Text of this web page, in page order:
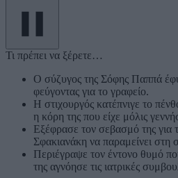
Τι πρέπει να ξέρετε…
Ο σύζυγος της Σόφης Παππά
φεύγοντας για το γραφείο.
Η στιχουργός κατέπνιγε το
η κόρη της που είχε μόλις
Εξέφρασε τον σεβασμό της για
Σφακιανάκη να παραμείνει στη
Περιέγραψε τον έντονο θυμό
της αγνόησε τις ιατρικές